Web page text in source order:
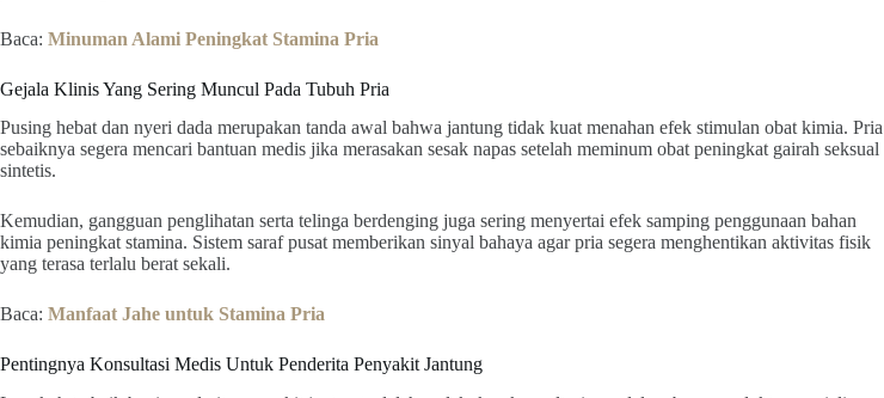
Baca: Minuman Alami Peningkat Stamina Pria
Gejala Klinis Yang Sering Muncul Pada Tubuh Pria
Pusing hebat dan nyeri dada merupakan tanda awal bahwa jantung tidak kuat menahan efek stimulan obat kimia. Pria
sebaiknya segera mencari bantuan medis jika merasakan sesak napas setelah meminum obat peningkat gairah seksual
sintetis.
Kemudian, gangguan penglihatan serta telinga berdenging juga sering menyertai efek samping penggunaan bahan
kimia peningkat stamina. Sistem saraf pusat memberikan sinyal bahaya agar pria segera menghentikan aktivitas fisik
yang terasa terlalu berat sekali.
Baca: Manfaat Jahe untuk Stamina Pria
Pentingnya Konsultasi Medis Untuk Penderita Penyakit Jantung